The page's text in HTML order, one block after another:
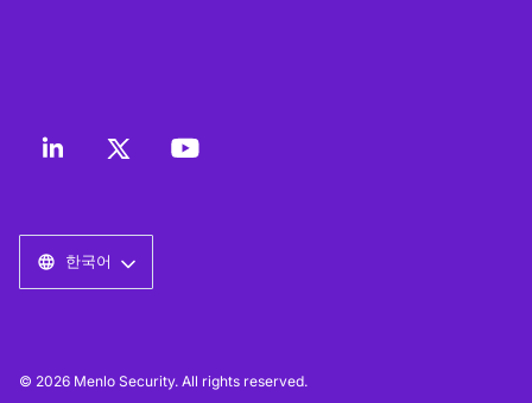
한국어
© 2026 Menlo Security. All rights reserved.